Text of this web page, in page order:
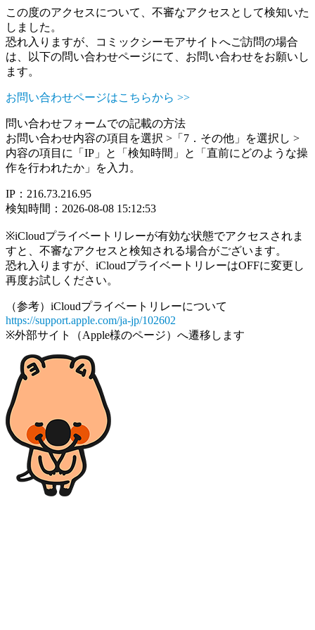
この度のアクセスについて、不審なアクセスとして検知いた
しました。
恐れ入りますが、コミックシーモアサイトへご訪問の場合
は、以下の問い合わせページにて、お問い合わせをお願いし
ます。
お問い合わせページはこちらから >>
問い合わせフォームでの記載の方法
お問い合わせ内容の項目を選択 >「7．その他」を選択し >
内容の項目に「IP」と「検知時間」と「直前にどのような操
作を行われたか」を入力。
IP：216.73.216.95
検知時間：2026-08-08 15:12:53
※iCloudプライベートリレーが有効な状態でアクセスされま
すと、不審なアクセスと検知される場合がございます。
恐れ入りますが、iCloudプライベートリレーはOFFに変更し
再度お試しください。
（参考）iCloudプライベートリレーについて
https://support.apple.com/ja-jp/102602
※外部サイト（Apple様のページ）へ遷移します